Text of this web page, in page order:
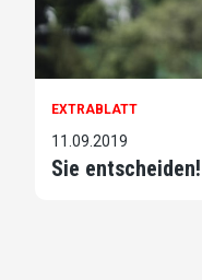
EXTRABLATT
11.09.2019
Sie entscheiden!